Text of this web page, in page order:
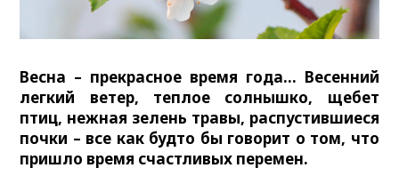
Весна – прекрасное время года… Весенний
легкий ветер, теплое солнышко, щебет
птиц, нежная зелень травы, распустившиеся
почки – все как будто бы говорит о том, что
пришло время счастливых перемен.